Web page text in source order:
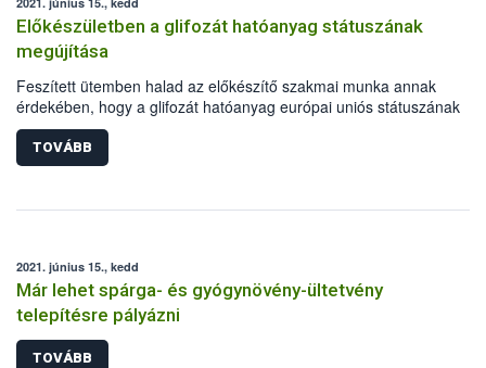
Előkészületben a glifozát hatóanyag státuszának
megújítása
Feszített ütemben halad az előkészítő szakmai munka annak
érdekében, hogy a glifozát hatóanyag európai uniós státuszának
megújításáról időben döntés születhessen. A négy előkészítő
határidőre elkészítette jelentéstervezetét, melyben, az eddigi
tudományos adatok alapján, a hatóanyag megújítására tettek
TOVÁBB
2021. június 15., kedd
Már lehet spárga- és gyógynövény-ültetvény
telepítésre pályázni
TOVÁBB